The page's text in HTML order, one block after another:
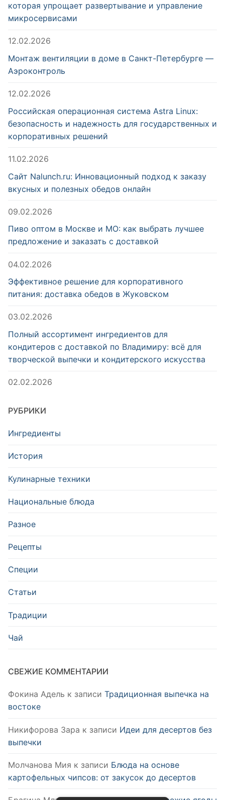
которая упрощает развертывание и управление
микросервисами
12.02.2026
Монтаж вентиляции в доме в Санкт-Петербурге —
Аэроконтроль
12.02.2026
Российская операционная система Astra Linux:
безопасность и надежность для государственных и
корпоративных решений
11.02.2026
Сайт Nalunch.ru: Инновационный подход к заказу
вкусных и полезных обедов онлайн
09.02.2026
Пиво оптом в Москве и МО: как выбрать лучшее
предложение и заказать с доставкой
04.02.2026
Эффективное решение для корпоративного
питания: доставка обедов в Жуковском
03.02.2026
Полный ассортимент ингредиентов для
кондитеров с доставкой по Владимиру: всё для
творческой выпечки и кондитерского искусства
02.02.2026
РУБРИКИ
Ингредиенты
История
Кулинарные техники
Национальные блюда
Разное
Рецепты
Специи
Статьи
Традиции
Чай
СВЕЖИЕ КОММЕНТАРИИ
Фокина Адель к записи Традиционная выпечка на
востоке
Никифорова Зара к записи Идеи для десертов без
выпечки
Молчанова Мия к записи Блюда на основе
картофельных чипсов: от закусок до десертов